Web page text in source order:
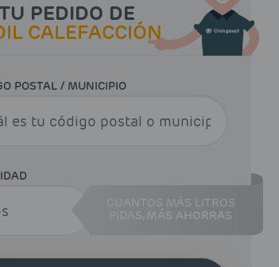
PEDIDO DE
CALEFACCIÓN
POSTAL / MUNICIPIO
CUANTOS MÁS LITROS
MÁS AHORRAS